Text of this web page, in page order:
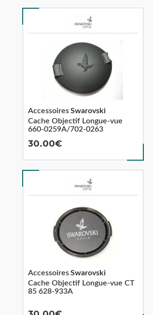
Cache Objectif Longue-vue
660-0259A/702-0263
AccessoiresSwarovski
30.00
Cache Objectif Longue-vue CT
85 628-933A
AccessoiresSwarovski